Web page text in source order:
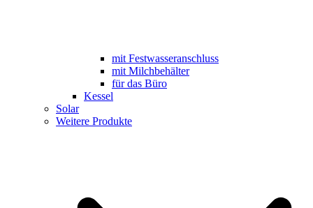
mit Festwasseranschluss
mit Milchbehälter
für das Büro
Kessel
Solar
Weitere Produkte